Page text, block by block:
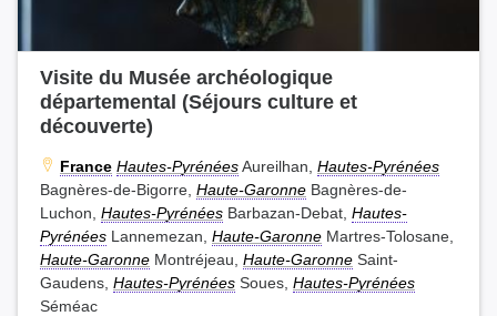
Visite du Musée archéologique
départemental (Séjours culture et
découverte)
France Hautes-PyrénéesAureilhan, Hautes-Pyrénées
Bagnères-de-Bigorre, Haute-Garonne Bagnères-de-
Luchon, Hautes-Pyrénées Barbazan-Debat, Hautes-
Pyrénées Lannemezan, Haute-Garonne Martres-Tolosane,
Haute-Garonne Montréjeau, Haute-Garonne Saint-
Gaudens, Hautes-Pyrénées Soues, Hautes-Pyrénées
Séméac